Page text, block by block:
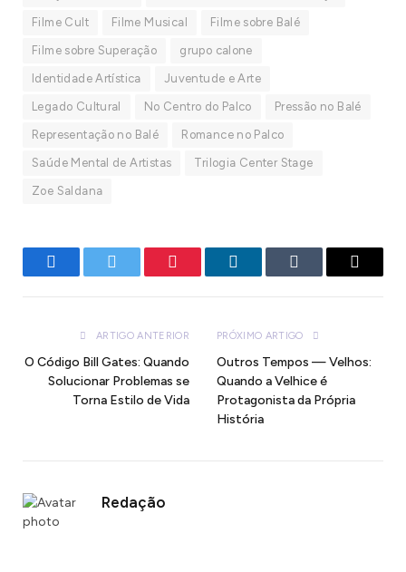
Filme Cult Filme Musical Filme sobre Balé
Filme sobre Superação grupo calone
Identidade Artística Juventude e Arte
Legado Cultural No Centro do Palco Pressão no Balé
Representação no Balé Romance no Palco
Saúde Mental de Artistas Trilogia Center Stage
Zoe Saldana
FacebookTwitter Pinterest LinkedInTumblr
E-
ARTIGO ANTERIOR
O Código Bill Gates: Quando
Solucionar Problemas se
Torna Estilo de Vida
PRÓXIMO ARTIGO
Outros Tempos — Velhos:
Quando a Velhice é
Protagonista da Própria
História
Redação